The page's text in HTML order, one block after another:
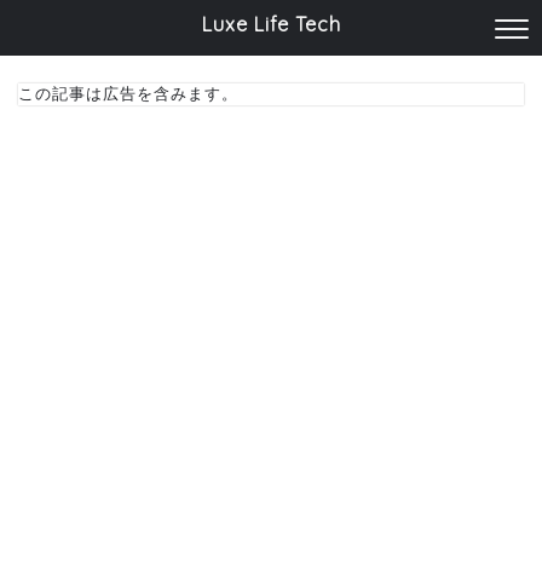
Luxe Life Tech
この記事は広告を含みます。